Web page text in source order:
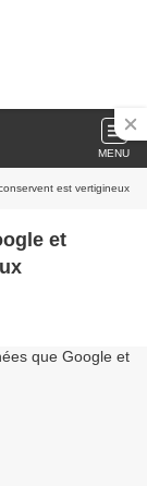
MENU
est vertigineux
et